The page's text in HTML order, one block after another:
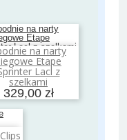
na narty
Etape
Lacl z
szelkami
329,00 zł
do koszyka